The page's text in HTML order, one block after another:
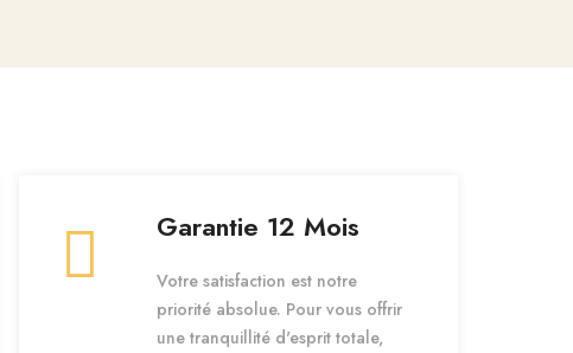
Garantie 12 Mois
Votre satisfaction est notre
priorité absolue. Pour vous offrir
une tranquillité d'esprit totale,